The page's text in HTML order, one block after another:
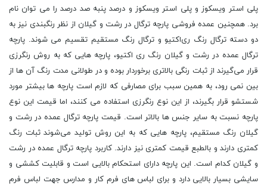
پلی استر ویسکوز و پلی استر ویسکوز و درصد پنبه صد درصد را می توان نام
برد. همچنین عمده فروشی پارچه ترگال در رشت و گیلان از نظر رنگبندی نیز به
دو دسته ترگال رنگ ری‌اکتیو و ترگال رنگ مستقیم تقسیم می‌ شوند. پارچه
ترگال عمده در رشت و گیلان رنگ ری اکتیو، پارچه هایی که به روش رنگرزی
قرار می‌‌گیرند از ثبات رنگی بالاتری برخوردار بوده و در طولانی مدت رنگ آن ها از
بین نمی ‌رود، به همین سبب برای مصارفی که لازم است پارچه ها بیشتر مورد
شستشو قرار بگیرند، از این نوع رنگرزی استفاده می کنند، اما قیمت این نوع
پارچه نسبت به سایر جنس ‌ها بالاتر است. قیمت پارچه ترگال عمده در رشت و
گیلان رنگ مستقیم، پارچه هایی که به این روش تولید می‌شوند ثبات رنگ
کمتری دارند و بالطبع قیمت کمتری نیز دارند. کاربرد پارچه ترگال عمده در رشت
و گیلان کدام است. این پارچه دارای استحکام بالایی است و قابلیت کششی و
سایشی بسیار بالایی دارد و برای لباس ‌های فرم کار و مدارس جهت لباس فرم